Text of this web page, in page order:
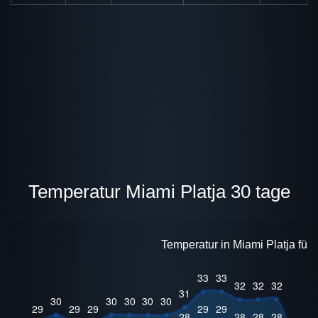
Temperatur Miami Platja 30 tage
Temperatur in Miami Platja für